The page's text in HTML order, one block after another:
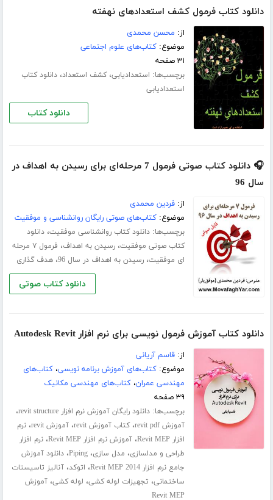
دانلود کتاب فرمول کشف استعدادهای نهفته
از: محسن محمدی
موضوع:کتاب‌های علوم اجتماعی
۳۱ صفحه
برچسب‌ها: استعدادیابی،کشف استعداد،دانلود کتاب
استعدادیابی
دانلود کتاب
🎧 دانلود کتاب صوتی فرمول 7 مرحله‌ای برای رسیدن به اهداف در
سال 96
از:فردین محمدی
موضوع:کتاب‌های صوتی رایگان روانشناسی و موفقیت
برچسب‌ها:دانلود کتاب روانشناسی موفقیت،دانلود
کتاب صوتی موفقیت،رسیدن به اهداف،
فرمول ۷ مرحله
ای موفقیت،رسیدن به اهداف در سال 96 ،هدف گذاری
دانلود کتاب صوتی
دانلود کتاب آموزش فرمول نویسی برای نرم افزار Autodesk Revit
از:قاسم آریانی
موضوع:کتاب‌های آموزش برنامه نویسی،کتاب‌های
مهندسی عمران،کتاب‌های مهندسی مکانیک
۳۹ صفحه
برچسب‌ها:دانلود رایگان آموزش نرم افزار revit structure ،
آموزش revit pdf ،کتاب آموزش revit ،آموزش revit ،نرم
افزار Revit MEP
،آموزش نرم افزار Revit MEP ،نرم افزار
طراحی و مدلسازی، مدل سازی،Piping،دانلود آموزش
جامع نرم افزار Revit MEP 2014
، اتوکد،آنالیز تاسیستات
ساختمانی، تجهیزات لوله کشی، لوله کشی،آموزش
Revit MEP